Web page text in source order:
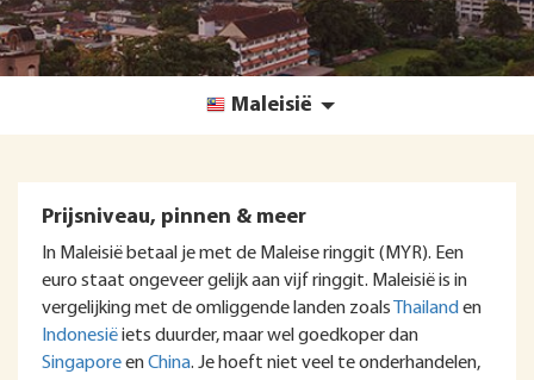
Maleisië
Prijsniveau, pinnen & meer
In Maleisië betaal je met de Maleise ringgit (MYR). Een
euro staat ongeveer gelijk aan vijf ringgit. Maleisië is in
vergelijking met de omliggende landen zoals
Thailand en
Indonesiëiets duurder, maar wel goedkoper dan
SingaporeenChina. Je hoeft niet veel te onderhandelen,